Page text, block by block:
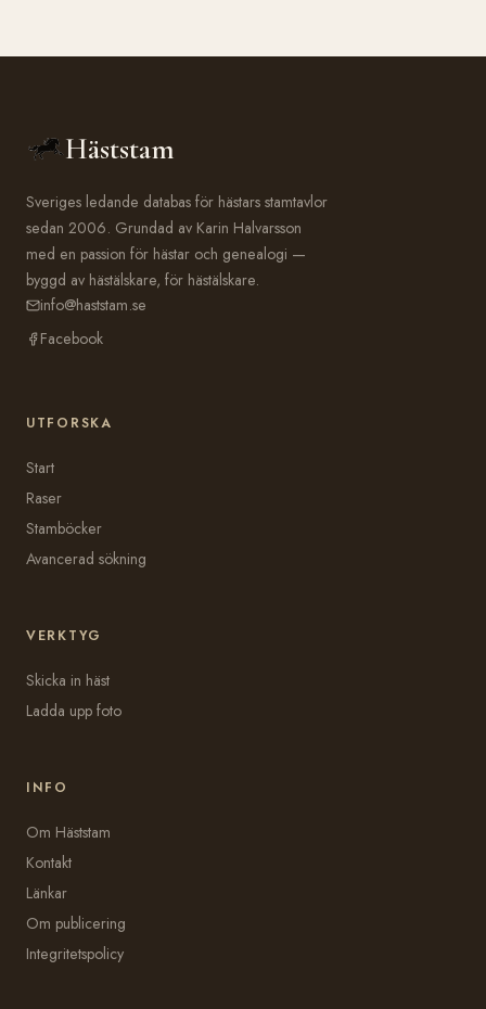
Häststam
Sveriges ledande databas för hästars stamtavlor
sedan 2006. Grundad av Karin Halvarsson
med en passion för hästar och genealogi —
byggd av hästälskare, för hästälskare.
info@haststam.se
Facebook
UTFORSKA
Start
Raser
Stamböcker
Avancerad sökning
VERKTYG
Skicka in häst
Ladda upp foto
INFO
Om Häststam
Kontakt
Länkar
Om publicering
Integritetspolicy